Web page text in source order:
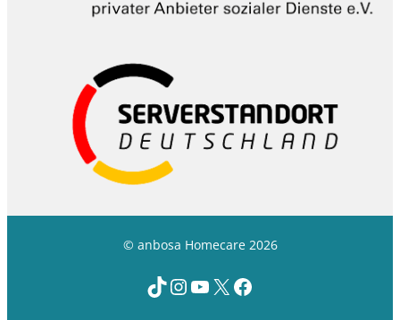
© anbosa Homecare 2026
TikTok InstagramYouTube X Facebook